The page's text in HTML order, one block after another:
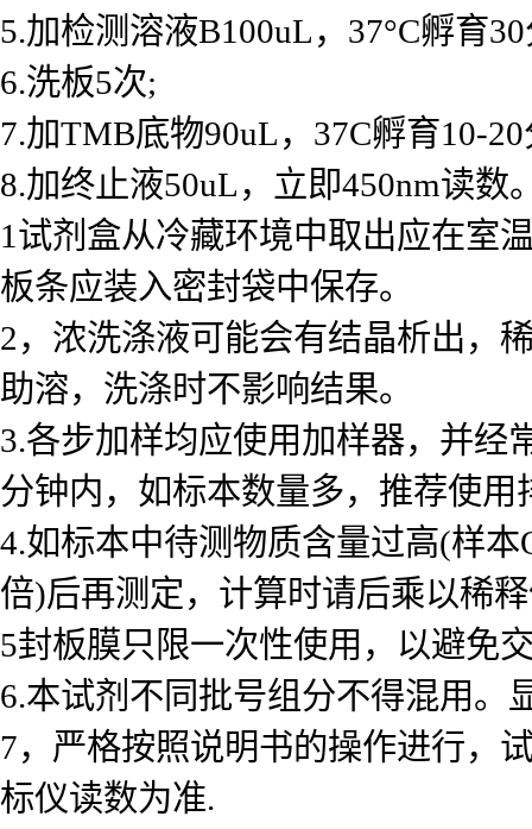
5.加检测溶液B100uL，37°C孵育
6.洗板5次;
7.加TMB底物90uL，37C孵育10-
8.加终止液50uL，立即450nm读数
1试剂盒从冷藏环境中取出应在室
板条应装入密封袋中保存。
2，浓洗涤液可能会有结晶析出，
助溶，洗涤时不影响结果。
3.各步加样均应使用加样器，并经
分钟内，如标本数量多，推荐使用
4.如标本中待测物质含量过高(样
倍)后再测定，计算时请后乘以稀
5封板膜只限一次性使用，以避免
6.本试剂不同批号组分不得混用。
7，严格按照说明书的操作进行，
标仪读数为准.